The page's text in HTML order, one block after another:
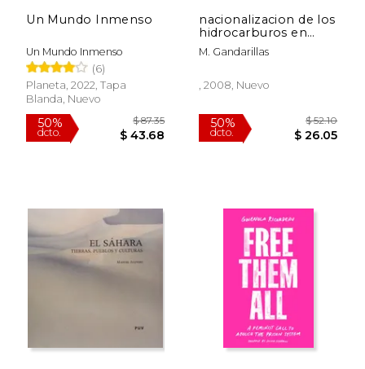
Un Mundo Inmenso
Un Mundo Inmenso
(6)
Planeta, 2022, Tapa
Blanda, Nuevo
nacionalizacion de los
hidrocarburos en
bolivia
M. Gandarillas
, 2008, Nuevo